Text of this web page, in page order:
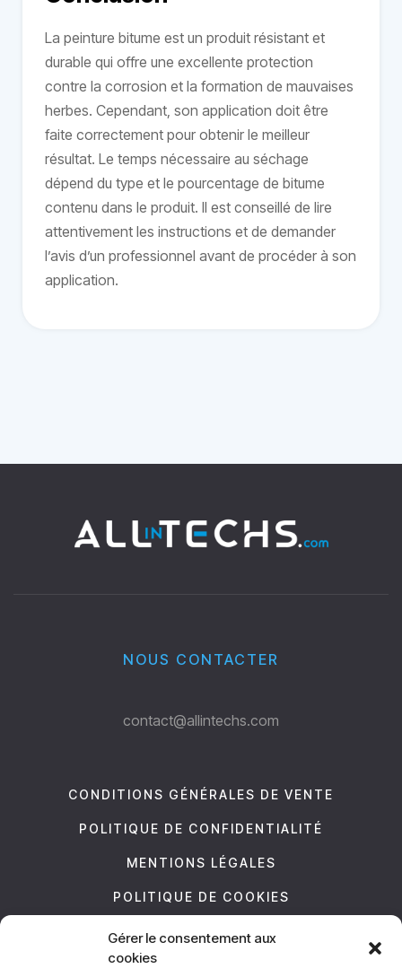
Gérer le consentement aux
cookies
La peinture bitume est un produit résistant et
durable qui offre une excellente protection
contre la corrosion et la formation de mauvaises
herbes. Cependant, son application doit être
faite correctement pour obtenir le meilleur
résultat. Le temps nécessaire au séchage
dépend du type et le pourcentage de bitume
contenu dans le produit. Il est conseillé de lire
attentivement les instructions et de demander
l’avis d’un professionnel avant de procéder à son
application.
NOUS CONTACTER
contact@allintechs.com
CONDITIONS GÉNÉRALES DE VENTE
POLITIQUE DE CONFIDENTIALITÉ
MENTIONS LÉGALES
POLITIQUE DE COOKIES
NOUS SUIVRE